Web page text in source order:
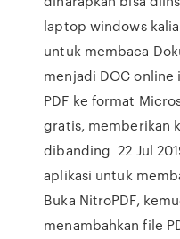
laptop windows
untuk membaca
menjadi DOC
PDF ke format
gratis, memberikan
dibanding 22 Jul
aplikasi untuk
Buka NitroPDF,
menambahkan file